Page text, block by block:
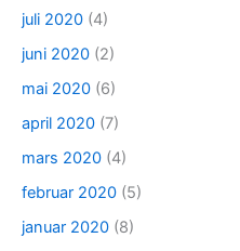
juli 2020 (4)
juni 2020 (2)
mai 2020 (6)
april 2020 (7)
mars 2020 (4)
februar 2020 (5)
januar 2020 (8)